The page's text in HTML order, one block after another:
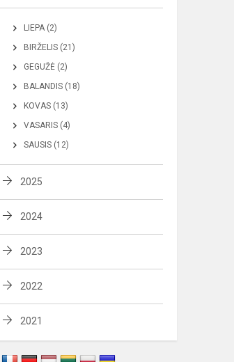
LIEPA (2)
BIRŽELIS (21)
GEGUŽĖ (2)
BALANDIS (18)
KOVAS (13)
VASARIS (4)
SAUSIS (12)
2025
2024
2023
2022
2021